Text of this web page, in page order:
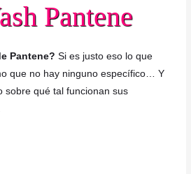
Pantene
Pantene? Si es justo eso lo que
que no hay ninguno específico… Y
sobre qué tal funcionan sus